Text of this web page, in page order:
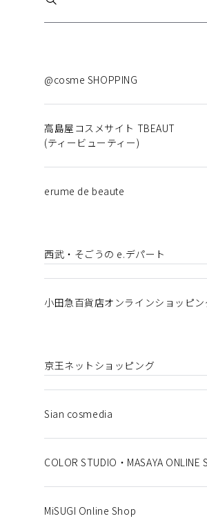
@cosme SHOPPING
高島屋コスメサイト TBEAUT
(ティービューティー)
erume de beaute
西武・そごうの e.デパート
小田急百貨店オンラインショッピン
京王ネットショッピング
Sian cosmedia
COLOR STUDIO・MASAYA ONLINE
MiSUGI Online Shop